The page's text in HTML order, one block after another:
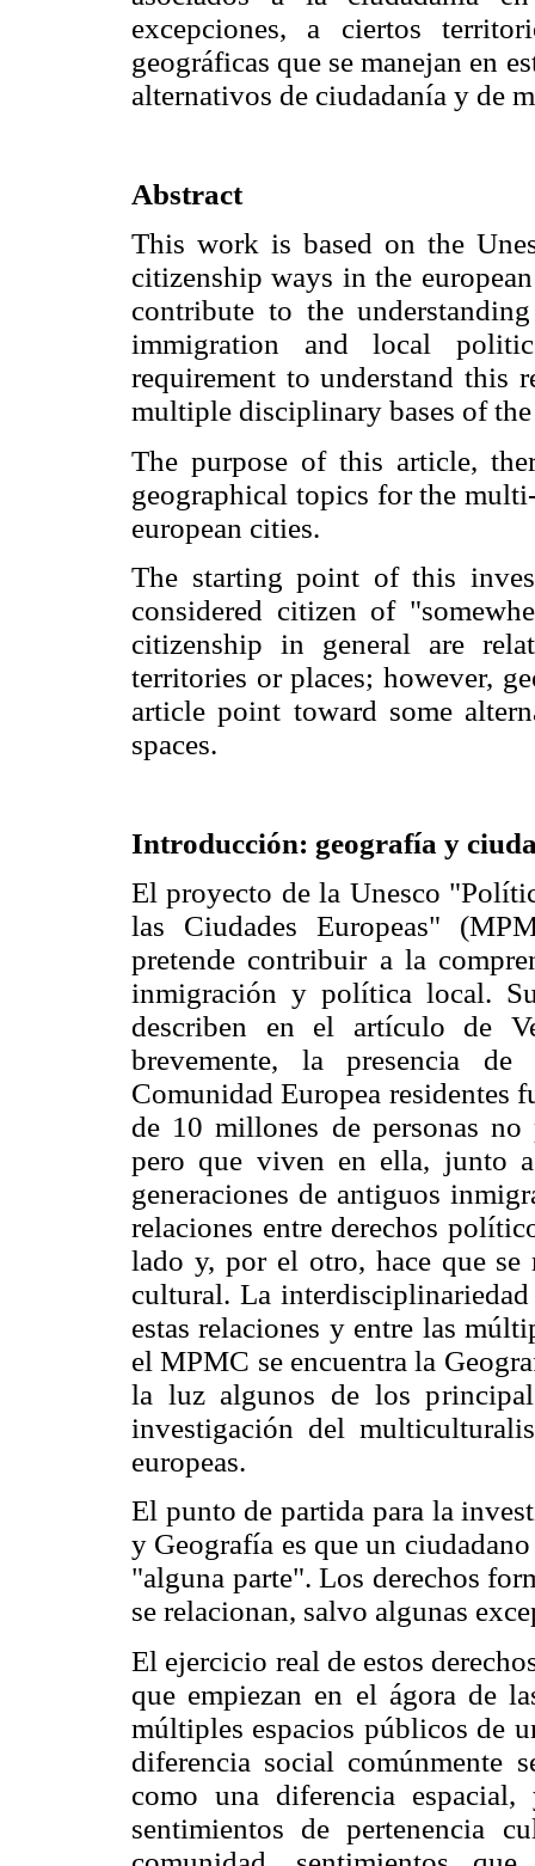
excepciones, a ciertos
geográficas que se manejan en
alternativos de ciudadanía y de
Abstract
This work is based on the
citizenship ways in the
contribute to the
immigration and local
requirement to understand this
multiple disciplinary bases of
The purpose of this article,
geographical topics for the
european cities.
The starting point of this
considered citizen of
citizenship in general are
territories or places; however,
article point toward some
spaces.
Introducción: geografía y
El proyecto de la Unesco
las Ciudades Europeas"
pretende contribuir a la
inmigración y política local.
describen en el artículo de
brevemente, la presencia
Comunidad Europea residentes
de 10 millones de personas no
pero que viven en ella, junto
generaciones de antiguos
relaciones entre derechos
lado y, por el otro, hace que se
cultural. La
estas relaciones y entre las
el MPMC se encuentra la
la luz algunos de los
investigación del
europeas.
El punto de partida para la
y Geografía es que un
"alguna parte". Los derechos
se relacionan, salvo algunas
El ejercicio real de estos
que empiezan en el ágora de
múltiples espacios públicos de
diferencia social comúnmente
como una diferencia
sentimientos de pertenencia